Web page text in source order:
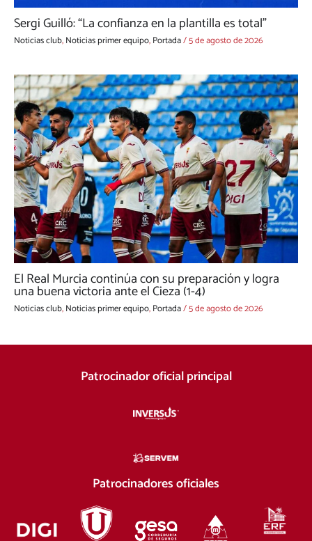
Sergi Guilló: “La confianza en la plantilla es total”
Noticias club,Noticias primer equipo,Portada/5 de agosto de 2026
El Real Murcia continúa con su preparación y logra
una buena victoria ante el Cieza (1-4)
Noticias club,Noticias primer equipo,Portada/5 de agosto de 2026
Patrocinador oficial principal
Patrocinadores oficiales